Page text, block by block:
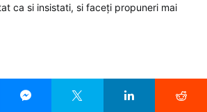
ca si insistati, si faceți propuneri mai
spune: